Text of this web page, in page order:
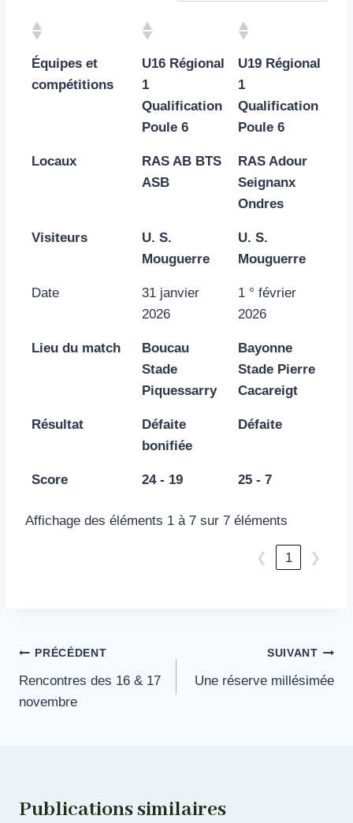
Équipes et
compétitions
U16 Régional
1
Qualification
Poule 6
U19 Régional
1
Qualification
Poule 6
Locaux
RAS AB BTS
ASB
RAS Adour
Seignanx
Ondres
Visiteurs
U. S.
Mouguerre
U. S.
Mouguerre
Date
31 janvier
2026
1 ° février
2026
Lieu du match
Boucau
Stade
Piquessarry
Bayonne
Stade Pierre
Cacareigt
Résultat
Défaite
bonifiée
Défaite
Score 24 - 19 25 - 7
Affichage des éléments 1 à 7 sur 7 éléments
❮ 1 ❯
Navigation
de
PRÉCÉDENT
Rencontres des 16 & 17
novembre
SUIVANT
Une réserve millésimée
Publications similaires